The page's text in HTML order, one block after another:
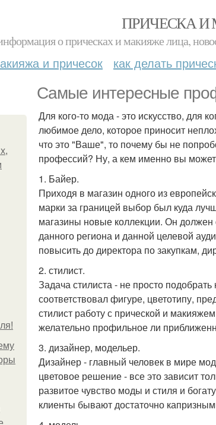
ПРИЧЕСКА
о прическах и макияже лица,
и причесок как делать
Самые интересные
Для кого-то мода - это искусство, для
любимое дело, которое приносит
что это "Ваше", то почему бы не
профессий? Ну, а кем именно вы
1. Байер.
Приходя в магазин одного из
марки за границей выбор был куда
магазины новые коллекции. Он должен
данного региона и данной целевой
повысить до директора по закупкам,
2. стилист.
Задача стилиста - не просто
соответствовал фигуре, цветотипу,
стилист работу с прической и
желательно профильное ли
3. дизайнер, модельер.
Дизайнер - главный человек в мире
цветовое решение - все это зависит
развитое чувство моды и стиля и
клиенты бывают достаточно